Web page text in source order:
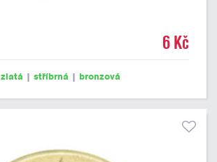
6 Kč
zlatá | stříbrná | bronzová